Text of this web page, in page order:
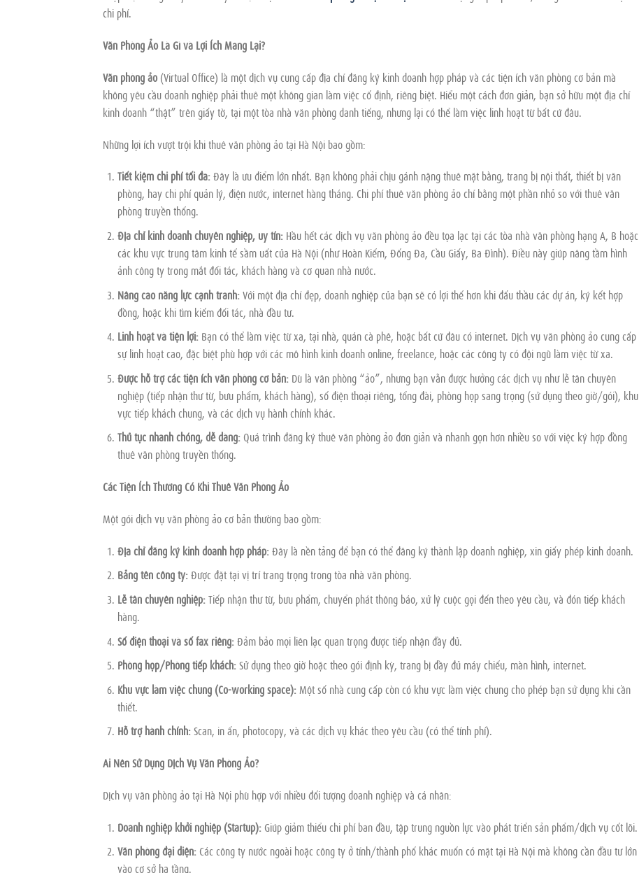
chi phí.
Văn Phòng Ảo Là Gì và Lợi Ích Mang Lại?
Văn phòng ảo (Virtual Office) là một dịch vụ cung cấp địa chỉ đăng ký kinh doanh hợp pháp và các tiện ích văn phòng cơ bản mà
không yêu cầu doanh nghiệp phải thuê một không gian làm việc cố định, riêng biệt. Hiểu một cách đơn giản, bạn sở hữu một địa chỉ
kinh doanh “thật” trên giấy tờ, tại một tòa nhà văn phòng danh tiếng, nhưng lại có thể làm việc linh hoạt từ bất cứ đâu.
Những lợi ích vượt trội khi thuê văn phòng ảo tại Hà Nội bao gồm:
Tiết kiệm chi phí tối đa:Đây là ưu điểm lớn nhất. Bạn không phải chịu gánh nặng thuê mặt bằng, trang bị nội thất, thiết bị văn
phòng, hay chi phí quản lý, điện nước, internet hàng tháng. Chi phí thuê văn phòng ảo chỉ bằng một phần nhỏ so với thuê văn
phòng truyền thống.
Địa chỉ kinh doanh chuyên nghiệp, uy tín:Hầu hết các dịch vụ văn phòng ảo đều tọa lạc tại các tòa nhà văn phòng hạng A, B hoặc
các khu vực trung tâm kinh tế sầm uất của Hà Nội (như Hoàn Kiếm, Đống Đa, Cầu Giấy, Ba Đình). Điều này giúp nâng tầm hình
ảnh công ty trong mắt đối tác, khách hàng và cơ quan nhà nước.
Nâng cao năng lực cạnh tranh:Với một địa chỉ đẹp, doanh nghiệp của bạn sẽ có lợi thế hơn khi đấu thầu các dự án, ký kết hợp
đồng, hoặc khi tìm kiếm đối tác, nhà đầu tư.
Linh hoạt và tiện lợi:Bạn có thể làm việc từ xa, tại nhà, quán cà phê, hoặc bất cứ đâu có internet. Dịch vụ văn phòng ảo cung cấp
sự linh hoạt cao, đặc biệt phù hợp với các mô hình kinh doanh online, freelance, hoặc các công ty có đội ngũ làm việc từ xa.
Được hỗ trợ các tiện ích văn phòng cơ bản:Dù là văn phòng “ảo”, nhưng bạn vẫn được hưởng các dịch vụ như lễ tân chuyên
nghiệp (tiếp nhận thư từ, bưu phẩm, khách hàng), số điện thoại riêng, tổng đài, phòng họp sang trọng (sử dụng theo giờ/gói), khu
vực tiếp khách chung, và các dịch vụ hành chính khác.
Thủ tục nhanh chóng, dễ dàng:Quá trình đăng ký thuê văn phòng ảo đơn giản và nhanh gọn hơn nhiều so với việc ký hợp đồng
thuê văn phòng truyền thống.
Các Tiện Ích Thường Có Khi Thuê Văn Phòng Ảo
Một gói dịch vụ văn phòng ảo cơ bản thường bao gồm:
Địa chỉ đăng ký kinh doanh hợp pháp:Đây là nền tảng để bạn có thể đăng ký thành lập doanh nghiệp, xin giấy phép kinh doanh.
Bảng tên công ty:Được đặt tại vị trí trang trọng trong tòa nhà văn phòng.
Lễ tân chuyên nghiệp:Tiếp nhận thư từ, bưu phẩm, chuyển phát thông báo, xử lý cuộc gọi đến theo yêu cầu, và đón tiếp khách
hàng.
Số điện thoại và số fax riêng:Đảm bảo mọi liên lạc quan trọng được tiếp nhận đầy đủ.
Phòng họp/Phòng tiếp khách:Sử dụng theo giờ hoặc theo gói định kỳ, trang bị đầy đủ máy chiếu, màn hình, internet.
Khu vực làm việc chung (Co-working space):Một số nhà cung cấp còn có khu vực làm việc chung cho phép bạn sử dụng khi cần
thiết.
Hỗ trợ hành chính:Scan, in ấn, photocopy, và các dịch vụ khác theo yêu cầu (có thể tính phí).
Ai Nên Sử Dụng Dịch Vụ Văn Phòng Ảo?
Dịch vụ văn phòng ảo tại Hà Nội phù hợp với nhiều đối tượng doanh nghiệp và cá nhân:
Doanh nghiệp khởi nghiệp (Startup):Giúp giảm thiểu chi phí ban đầu, tập trung nguồn lực vào phát triển sản phẩm/dịch vụ cốt lõi.
Văn phòng đại diện:Các công ty nước ngoài hoặc công ty ở tỉnh/thành phố khác muốn có mặt tại Hà Nội mà không cần đầu tư lớn
vào cơ sở hạ tầng.